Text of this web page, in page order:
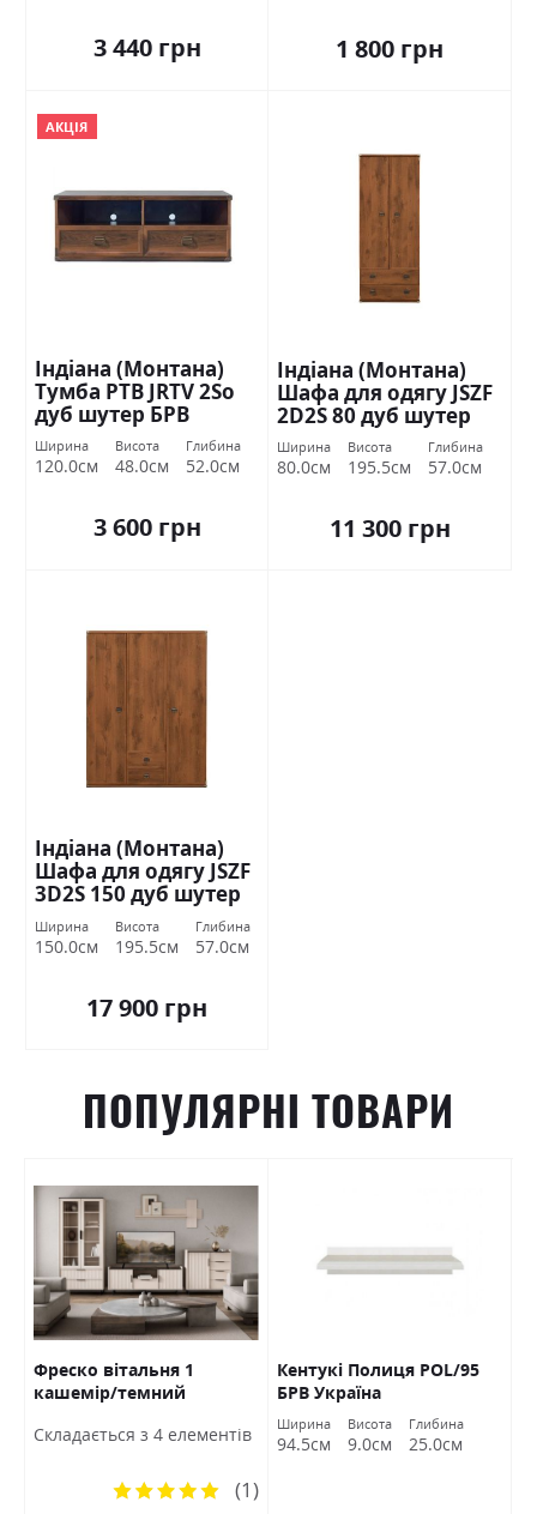
3 440 грн 1 800 грн
АКЦІЯ
Індіана (Монтана)
Тумба РТВ JRTV 2Sо
дуб шутер БРВ
Україна
Ширина
120.0см
Висота
48.0см
Глибина
52.0см
3 600 грн
Індіана (Монтана)
Шафа для одягу JSZF
2D2S 80 дуб шутер
БРВ Україна
Ширина
80.0см
Висота
195.5см
Глибина
57.0см
11 300 грн
Індіана (Монтана)
Шафа для одягу JSZF
3D2S 150 дуб шутер
БРВ Україна
Ширина
150.0см
Висота
195.5см
Глибина
57.0см
17 900 грн
ПОПУЛЯРНІ ТОВАРИ
Фреско вітальня 1
кашемір/темний
Cкладається з 4 елементів
Рейтинг:
(1)
Кентукі Полиця POL/95
БРВ Україна
Ширина
94.5см
Висота
9.0см
Глибина
25.0см